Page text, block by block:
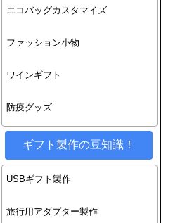
エコバッグカスタマイズ
ファッション小物
ワインギフト
防疫グッズ
ギフト製作の豆知識！
USBギフト製作
旅行用アダプター製作